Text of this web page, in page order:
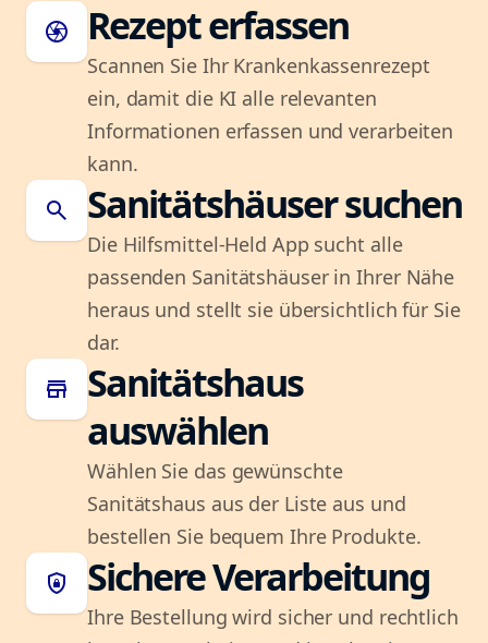
camera Rezept erfassen
Scannen Sie Ihr Krankenkassenrezept
ein, damit die KI alle relevanten
Informationen erfassen und verarbeiten
kann.
search Sanitätshäuser suchen
Die Hilfsmittel-Held App sucht alle
passenden Sanitätshäuser in Ihrer Nähe
heraus und stellt sie übersichtlich für Sie
dar.
store
Sanitätshaus
auswählen
Wählen Sie das gewünschte
Sanitätshaus aus der Liste aus und
bestellen Sie bequem Ihre Produkte.
shield_lock Sichere Verarbeitung
Ihre Bestellung wird sicher und rechtlich